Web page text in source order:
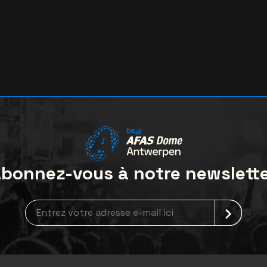
vous à notre
Inscription à la newsletter